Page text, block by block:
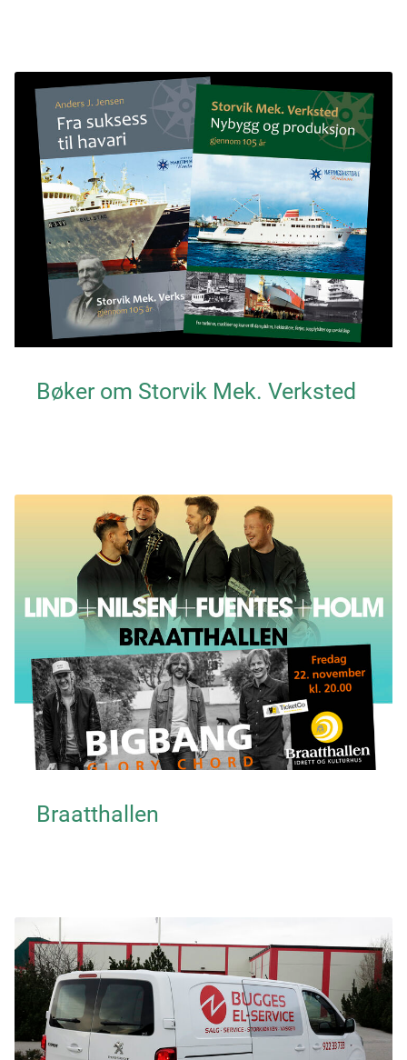
Bøker om Storvik Mek. Verksted
Braatthallen